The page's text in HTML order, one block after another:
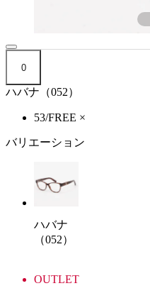
0
ハバナ（052）
53/FREE ×
バリエーション
ハバナ
（052）
OUTLET